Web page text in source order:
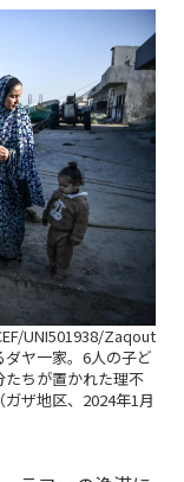
UNI501938/Zaqout
ヤ一家。6人の子ど
たちが置かれた理不
ザ地区、2024年1月